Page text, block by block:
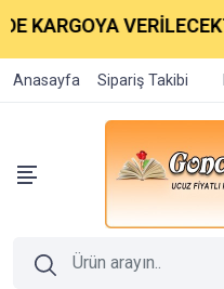
VERİLECEKTİR.
Anasayfa Sipariş Takibi